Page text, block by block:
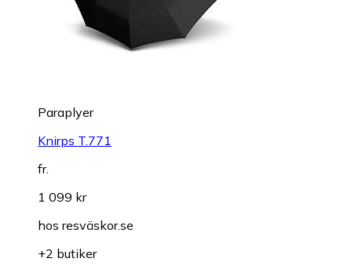
Paraplyer
Knirps T.771
fr.
1 099 kr
hos resväskor.se
+2 butiker